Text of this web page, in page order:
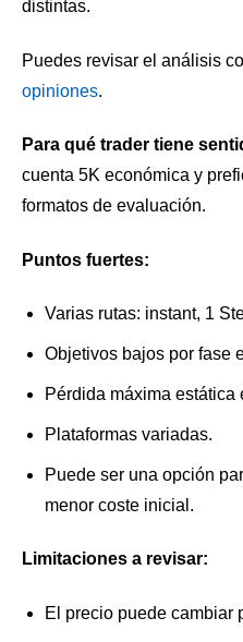
distintas.
Puedes revisar el análisis
opiniones.
Para qué trader tiene
cuenta 5K económica y
formatos de evaluación.
Puntos fuertes:
Varias rutas: instant, 1
Objetivos bajos por fase
Pérdida máxima estática
Plataformas variadas.
Puede ser una opción
menor coste inicial.
Limitaciones a revisar:
El precio puede cambiar